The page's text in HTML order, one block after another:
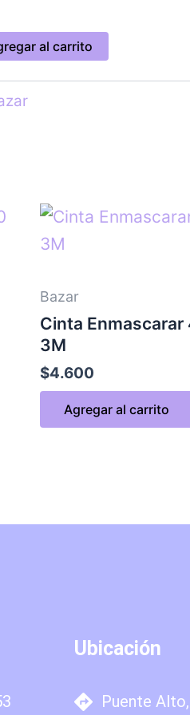
al carrito
Bazar
Cinta
3M
$4.600
Agregar al carrito
Ubicación
Puente